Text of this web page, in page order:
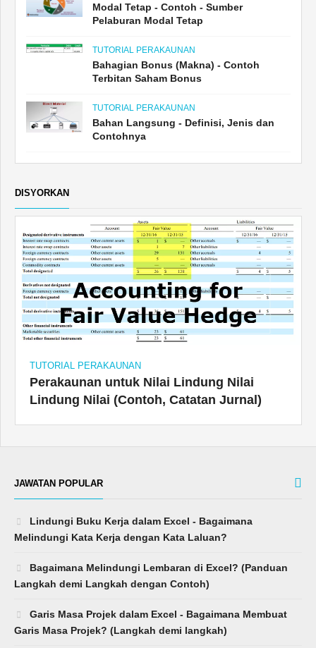
Modal Tetap - Contoh - Sumber
Pelaburan Modal Tetap
TUTORIAL PERAKAUNAN
Bahagian Bonus (Makna) - Contoh
Terbitan Saham Bonus
TUTORIAL PERAKAUNAN
Bahan Langsung - Definisi, Jenis dan
Contohnya
DISYORKAN
TUTORIAL PERAKAUNAN
Perakaunan untuk Nilai Lindung Nilai
Lindung Nilai (Contoh, Catatan Jurnal)
JAWATAN POPULAR
Lindungi Buku Kerja dalam Excel - Bagaimana
Melindungi Kata Kerja dengan Kata Laluan?
Bagaimana Melindungi Lembaran di Excel? (Panduan
Langkah demi Langkah dengan Contoh)
Garis Masa Projek dalam Excel - Bagaimana Membuat
Garis Masa Projek? (Langkah demi langkah)